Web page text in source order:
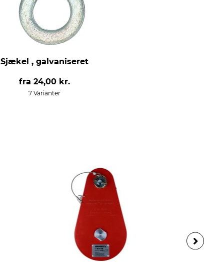
Sjækel , galvaniseret
fra 24,00 kr.
7 Varianter